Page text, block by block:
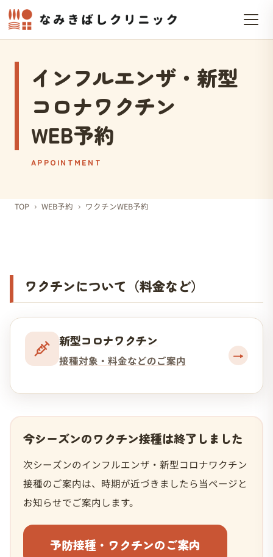
インフルエンザ・新型
コロナワクチン
WEB予約
APPOINTMENT
TOP › WEB予約 › ワクチンWEB予約
ワクチンについて（料金など）
新型コロナワクチン
接種対象・料金などのご案内 →
今シーズンのワクチン接種は終了しました
次シーズンのインフルエンザ・新型コロナワクチン
接種のご案内は、時期が近づきましたら当ページと
お知らせでご案内します。
予防接種・ワクチンのご案内